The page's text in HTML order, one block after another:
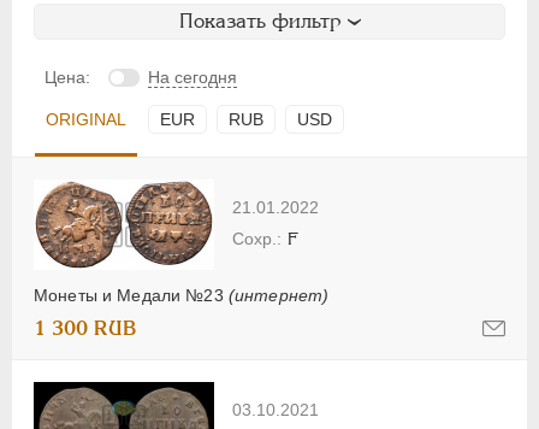
Показать фильтр
Цена: На сегодня
ORIGINAL EUR RUB USD
21.01.2022
Монеты и Медали №23 (интернет)
F
1 300 RUB
03.10.2021